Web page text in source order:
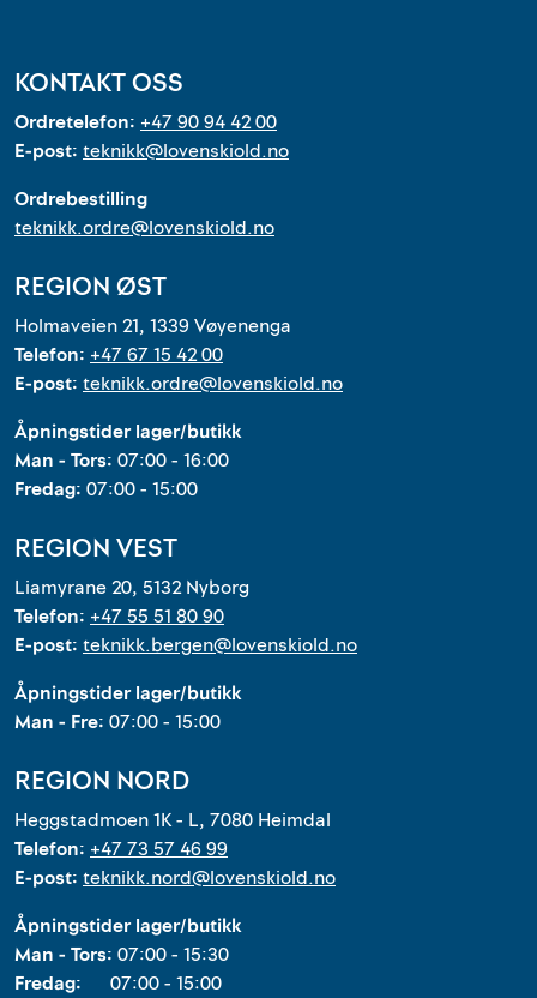
KONTAKT OSS
Ordretelefon: +47 90 94 42 00
E-post: teknikk@lovenskiold.no
Ordrebestilling
teknikk.ordre@lovenskiold.no
REGION ØST
Holmaveien 21, 1339 Vøyenenga
Telefon: +47 67 15 42 00
E-post: teknikk.ordre@lovenskiold.no
Åpningstider lager/butikk
Man - Tors: 07:00 - 16:00
Fredag: 07:00 - 15:00
REGION VEST
Liamyrane 20, 5132 Nyborg
Telefon: +47 55 51 80 90
E-post: teknikk.bergen@lovenskiold.no
Åpningstider lager/butikk
Man - Fre: 07:00 - 15:00
REGION NORD
Heggstadmoen 1K - L, 7080 Heimdal
Telefon: +47 73 57 46 99
E-post: teknikk.nord@lovenskiold.no
Åpningstider lager/butikk
Man - Tors: 07:00 - 15:30
Fredag: 07:00 - 15:00